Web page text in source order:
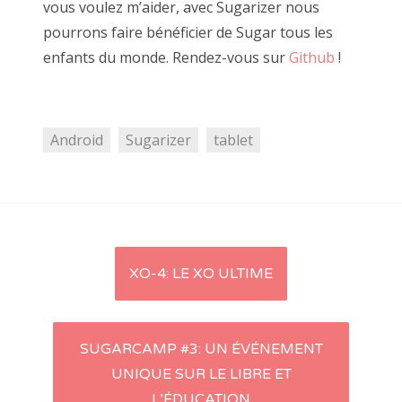
vous voulez m’aider, avec Sugarizer nous
pourrons faire bénéficier de Sugar tous les
enfants du monde. Rendez-vous surGithub !
Android Sugarizer tablet
Navigation d'article
XO-4: LE XO ULTIME
SUGARCAMP #3: UN ÉVÉNEMENT
UNIQUE SUR LE LIBRE ET